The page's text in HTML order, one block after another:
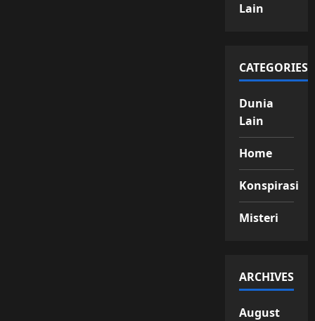
Lain
CATEGORIES
Dunia
Lain
Home
Konspirasi
Misteri
ARCHIVES
August